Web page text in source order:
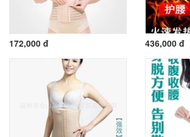
172,000 đ 436,000 đ